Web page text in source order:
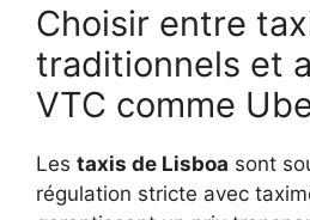
Choisir entre
traditionnels et
VTC comme
Les taxis de Lisboa sont
régulation stricte avec